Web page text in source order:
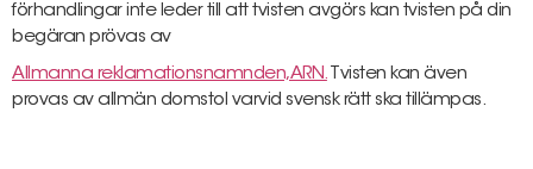
förhandlingar inte leder till att tvisten avgörs kan tvisten på din
begäran prövas av
Allmanna reklamationsnamnden,ARN.Tvisten kan även
provas av allmän domstol varvid svensk rätt ska tillämpas.